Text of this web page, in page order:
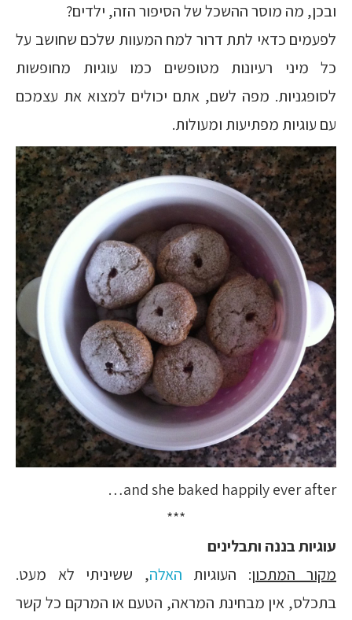
ובכן, מה מוסר ההשכל של הסיפור הזה, ילדים?
לפעמים כדאי לתת דרור למח המעוות שלכם שחושב על
כל מיני רעיונות מטופשים כמו עוגיות מחופשות
לסופגניות. מפה לשם, אתם יכולים למצוא את עצמכם
עם עוגיות מפתיעות ומעולות.
and she baked happily ever after…
***
עוגיות בננה ותבלינים
מקור המתכון: העוגיות האלה, ששיניתי לא מעט.
בתכלס, אין מבחינת המראה, הטעם או המרקם כל קשר